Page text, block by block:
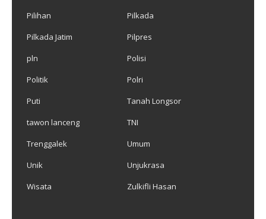
Pilihan
Pilkada
Pilkada Jatim
Pilpres
pln
Polisi
Politik
Polri
Puti
Tanah Longsor
tawon lanceng
TNI
Trenggalek
Umum
Unik
Unjukrasa
Wisata
Zulkifli Hasan